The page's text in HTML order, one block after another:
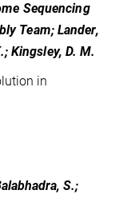
Sequencing
Team; Lander,
Kingsley, D. M.
in
S.;